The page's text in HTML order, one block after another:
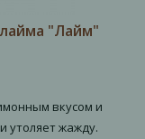
"Лайм"
вкусом и
утоляет жажду.